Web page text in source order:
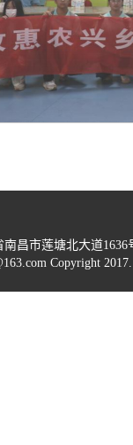
市莲塘北大道1636
Copyright